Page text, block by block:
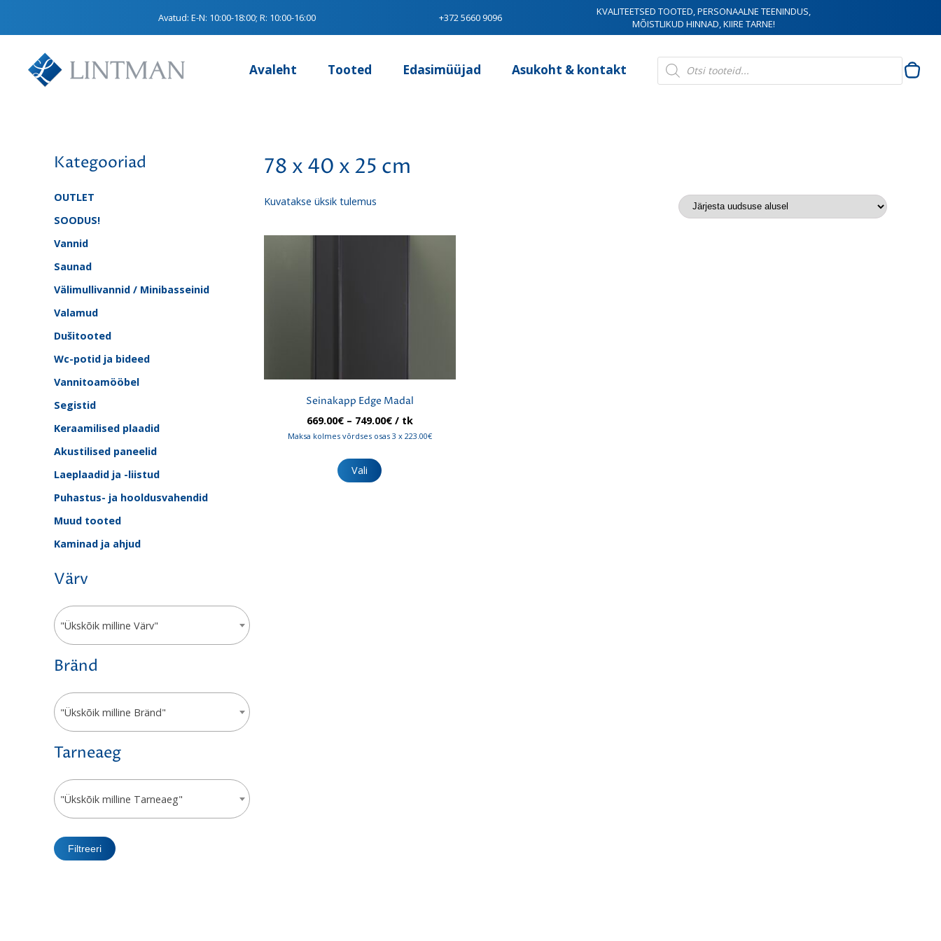
Avatud:E-N: 10:00-18:00; R: 10:00-16:00 +372 5660 9096
KVALITEETSED TOOTED, PERSONAALNE TEENINDUS,
MÕISTLIKUD HINNAD, KIIRE TARNE!
Avaleht Tooted Edasimüüjad Asukoht & kontakt
Products
search
Kategooriad
OUTLET
SOODUS!
Vannid
Saunad
Välimullivannid / Minibasseinid
Valamud
Dušitooted
Wc-potid ja bideed
Vannitoamööbel
Segistid
Keraamilised plaadid
Akustilised paneelid
Laeplaadid ja -liistud
Puhastus- ja hooldusvahendid
Muud tooted
Kaminad ja ahjud
Värv
"Ükskõik milline Värv"
Bränd
"Ükskõik milline Bränd"
Tarneaeg
"Ükskõik milline Tarneaeg"
Filtreeri
78 x 40 x 25 cm
Kuvatakse üksik tulemus
Seinakapp Edge Madal
669.00€ – 749.00€Hinnavahemik:
669.00€
/ tk
Maksa kolmes võrdses osas 3 x 223.00€
Vali
tootel